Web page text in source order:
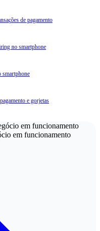
de pagamento
no smartphone
e gorjetas
em funcionamento